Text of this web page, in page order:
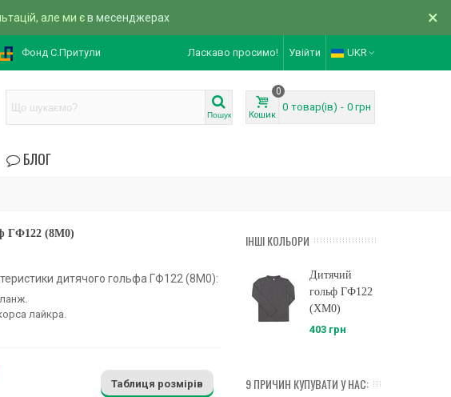
але ми єв месенджерах ×
Фонд С.Притули Ласкаво просимо! Увійти UKR
Пошук Кошик
0
0 товар(ів) - 0 грн
БЛОГ
ГФ122 (8M0)
дитячого гольфа ГФ122 (8M0):
лайкра.
Таблиця розмірів
ІНШІ КОЛЬОРИ
Дитячий
гольф ГФ122
(XM0)
403 грн
9 ПРИЧИН КУПУВАТИ У НАС: